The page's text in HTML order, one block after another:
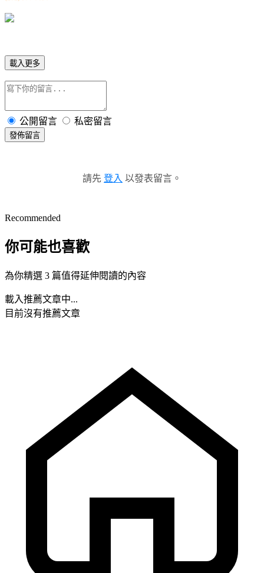
載入更多
公開留言 私密留言
發佈留言
請先 登入 以發表留言。
Recommended
你可能也喜歡
為你精選 3 篇值得延伸閱讀的內容
載入推薦文章中...
目前沒有推薦文章